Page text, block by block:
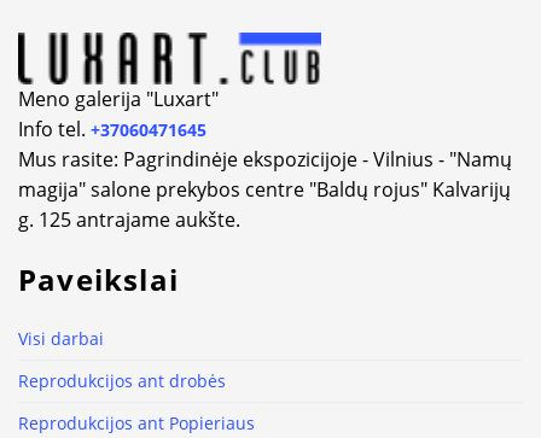
Meno galerija "Luxart"
Info tel. +37060471645
Mus rasite: Pagrindinėje ekspozicijoje - Vilnius - "Namų
magija" salone prekybos centre "Baldų rojus" Kalvarijų
g. 125 antrajame aukšte.
Paveikslai
Visi darbai
Reprodukcijos ant drobės
Reprodukcijos ant Popieriaus